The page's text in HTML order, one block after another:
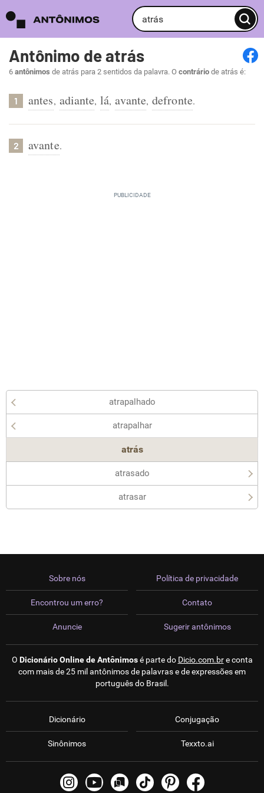
Antônimo de atrás
6 antônimos de atrás para 2 sentidos da palavra. O contrário de atrás é:
1 antes, adiante, lá, avante, defronte.
2 avante.
atrapalhado
atrapalhar
atrás
atrasado
atrasar
Sobre nós
Encontrou um erro?
Anuncie
Política de privacidade
Contato
Sugerir antônimos
O Dicionário Online de Antônimosé parte do Dicio.com.bre conta
com mais de 25 mil antônimos de palavras e de expressões em
português do Brasil.
Dicionário
Sinônimos
Conjugação
Texxto.ai